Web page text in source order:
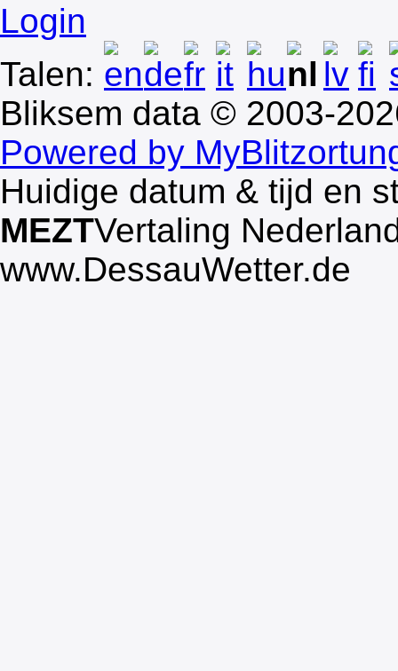
Login
Talen:
Bliksem data © 2003-
Powered by
Huidige datum & tijd en
MEZTVertaling
www.DessauWetter.de